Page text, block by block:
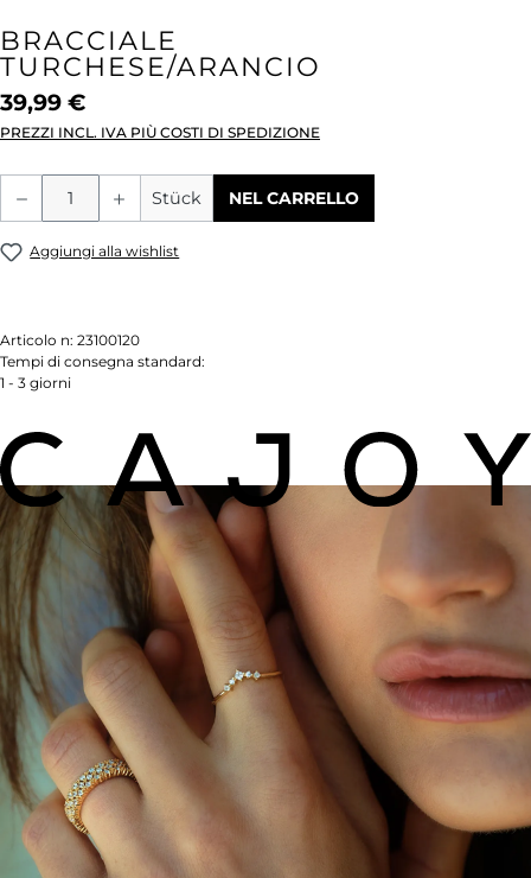
BRACCIALE
TURCHESE/ARANCIO
39,99 €
PREZZI INCL. IVA PIÙ COSTI DI SPEDIZIONE
Quantità del prodotto: inserisci la
Stück NEL CARRELLO
Aggiungi alla wishlist
Articolo n: 23100120
Tempi di consegna standard:
1 - 3 giorni